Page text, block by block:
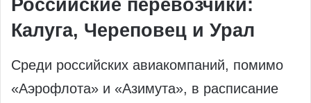
Российские перевозчики:
Калуга, Череповец и Урал
Среди российских авиакомпаний, помимо
«Аэрофлота» и «Азимута», в расписание